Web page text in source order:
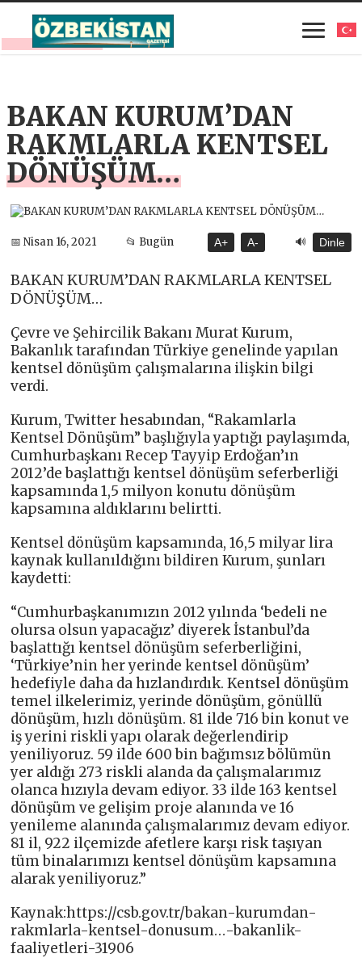
BAKAN KURUM’DAN
RAKMLARLA KENTSEL
DÖNÜŞÜM…
📅 Nisan 16, 2021 📂 Bugün A+ A- 🔊 Dinle
BAKAN KURUM’DAN RAKMLARLA KENTSEL
DÖNÜŞÜM…
Çevre ve Şehircilik Bakanı Murat Kurum,
Bakanlık tarafından Türkiye genelinde yapılan
kentsel dönüşüm çalışmalarına ilişkin bilgi
verdi.
Kurum, Twitter hesabından, “Rakamlarla
Kentsel Dönüşüm” başlığıyla yaptığı paylaşımda,
Cumhurbaşkanı Recep Tayyip Erdoğan’ın
2012’de başlattığı kentsel dönüşüm seferberliği
kapsamında 1,5 milyon konutu dönüşüm
kapsamına aldıklarını belirtti.
Kentsel dönüşüm kapsamında, 16,5 milyar lira
kaynak kullanıldığını bildiren Kurum, şunları
kaydetti:
“Cumhurbaşkanımızın 2012 yılında ‘bedeli ne
olursa olsun yapacağız’ diyerek İstanbul’da
başlattığı kentsel dönüşüm seferberliğini,
‘Türkiye’nin her yerinde kentsel dönüşüm’
hedefiyle daha da hızlandırdık. Kentsel dönüşüm
temel ilkelerimiz, yerinde dönüşüm, gönüllü
dönüşüm, hızlı dönüşüm. 81 ilde 716 bin konut ve
iş yerini riskli yapı olarak değerlendirip
yeniliyoruz. 59 ilde 600 bin bağımsız bölümün
yer aldığı 273 riskli alanda da çalışmalarımız
olanca hızıyla devam ediyor. 33 ilde 163 kentsel
dönüşüm ve gelişim proje alanında ve 16
yenileme alanında çalışmalarımız devam ediyor.
81 il, 922 ilçemizde afetlere karşı risk taşıyan
tüm binalarımızı kentsel dönüşüm kapsamına
alarak yeniliyoruz.”
Kaynak:https://csb.gov.tr/bakan-kurumdan-
rakmlarla-kentsel-donusum…-bakanlik-
faaliyetleri-31906